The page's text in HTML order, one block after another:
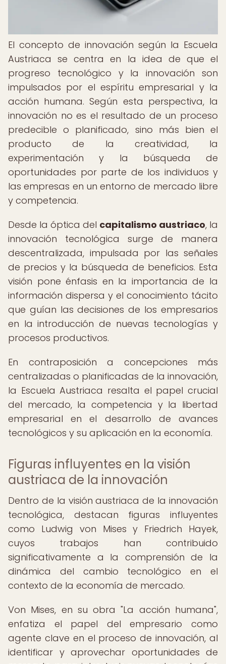
El concepto de innovación según la Escuela
Austriaca se centra en la idea de que el
progreso tecnológico y la innovación son
impulsados por el espíritu empresarial y la
acción humana. Según esta perspectiva, la
innovación no es el resultado de un proceso
predecible o planificado, sino más bien el
producto de la creatividad, la
experimentación y la búsqueda de
oportunidades por parte de los individuos y
las empresas en un entorno de mercado libre
y competencia.
Desde la óptica del capitalismo austriaco, la
innovación tecnológica surge de manera
descentralizada, impulsada por las señales
de precios y la búsqueda de beneficios. Esta
visión pone énfasis en la importancia de la
información dispersa y el conocimiento tácito
que guían las decisiones de los empresarios
en la introducción de nuevas tecnologías y
procesos productivos.
En contraposición a concepciones más
centralizadas o planificadas de la innovación,
la Escuela Austriaca resalta el papel crucial
del mercado, la competencia y la libertad
empresarial en el desarrollo de avances
tecnológicos y su aplicación en la economía.
Figuras influyentes en la visión
austriaca de la innovación
Dentro de la visión austriaca de la innovación
tecnológica, destacan figuras influyentes
como Ludwig von Mises y Friedrich Hayek,
cuyos trabajos han contribuido
significativamente a la comprensión de la
dinámica del cambio tecnológico en el
contexto de la economía de mercado.
Von Mises, en su obra "La acción humana",
enfatiza el papel del empresario como
agente clave en el proceso de innovación, al
identificar y aprovechar oportunidades de